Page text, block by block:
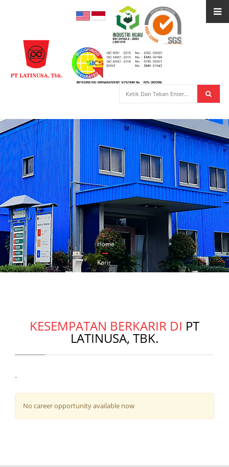
Home
Karir
KESEMPATAN BERKARIR DI PT
LATINUSA, TBK.
-
No career opportunity available now